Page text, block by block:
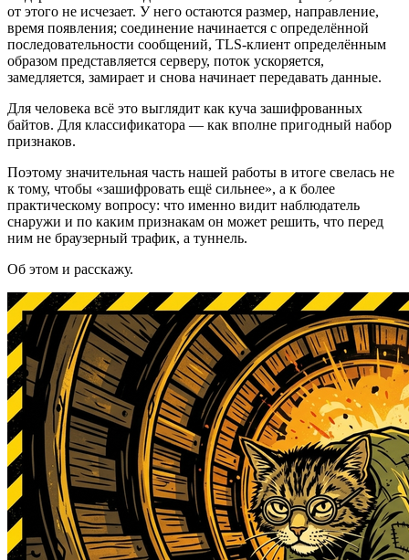
от этого не исчезает. У него остаются размер, направление,
время появления; соединение начинается с определённой
последовательности сообщений, TLS-клиент определённым
образом представляется серверу, поток ускоряется,
замедляется, замирает и снова начинает передавать данные.
Для человека всё это выглядит как куча зашифрованных
байтов. Для классификатора — как вполне пригодный набор
признаков.
Поэтому значительная часть нашей работы в итоге свелась не
к тому, чтобы «зашифровать ещё сильнее», а к более
практическому вопросу: что именно видит наблюдатель
снаружи и по каким признакам он может решить, что перед
ним не браузерный трафик, а туннель.
Об этом и расскажу.